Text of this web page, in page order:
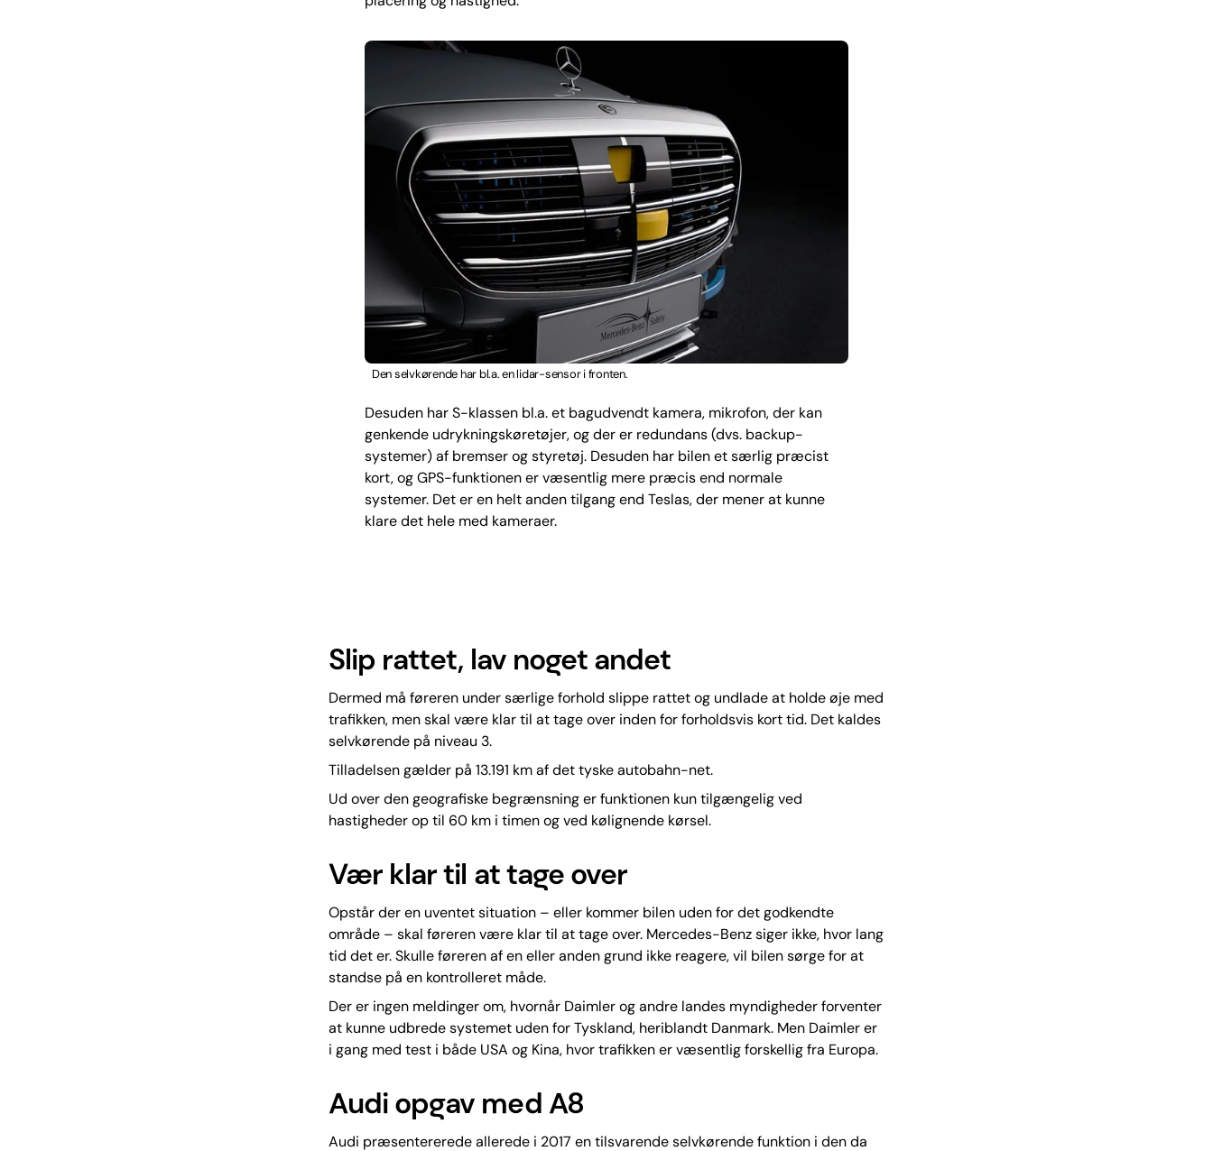
Den selvkørende har bl.a. en lidar-sensor i fronten.
Desuden har S-klassen bl.a. et bagudvendt kamera, mikrofon, der kan
genkende udrykningskøretøjer, og der er redundans (dvs. backup-
systemer) af bremser og styretøj. Desuden har bilen et særlig præcist
kort, og GPS-funktionen er væsentlig mere præcis end normale
systemer. Det er en helt anden tilgang end Teslas, der mener at kunne
klare det hele med kameraer.
Slip rattet, lav noget andet
Dermed må føreren under særlige forhold slippe rattet og undlade at holde øje med
trafikken, men skal være klar til at tage over inden for forholdsvis kort tid. Det kaldes
selvkørende på niveau 3.
Tilladelsen gælder på 13.191 km af det tyske autobahn-net.
Ud over den geografiske begrænsning er funktionen kun tilgængelig ved
hastigheder op til 60 km i timen og ved kølignende kørsel.
Vær klar til at tage over
Opstår der en uventet situation – eller kommer bilen uden for det godkendte
område – skal føreren være klar til at tage over. Mercedes-Benz siger ikke, hvor lang
tid det er. Skulle føreren af en eller anden grund ikke reagere, vil bilen sørge for at
standse på en kontrolleret måde.
Der er ingen meldinger om, hvornår Daimler og andre landes myndigheder forventer
at kunne udbrede systemet uden for Tyskland, heriblandt Danmark. Men Daimler er
i gang med test i både USA og Kina, hvor trafikken er væsentlig forskellig fra Europa.
Audi opgav med A8
Audi præsentererede allerede i 2017 en tilsvarende selvkørende funktion i den da